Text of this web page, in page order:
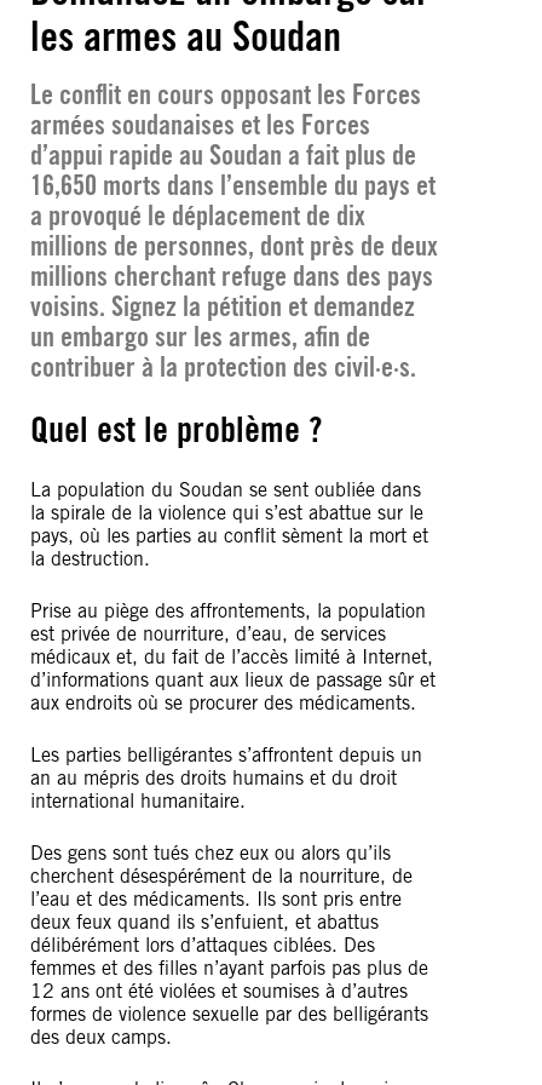
les armes au Soudan
Le conflit en cours opposant les Forces
armées soudanaises et les Forces
d’appui rapide au Soudan a fait plus de
16,650 morts dans l’ensemble du pays et
a provoqué le déplacement de dix
millions de personnes, dont près de deux
millions cherchant refuge dans des pays
voisins. Signez la pétition et demandez
un embargo sur les armes, afin de
contribuer à la protection des civil·e·s.
Quel est le problème ?
La population du Soudan se sent oubliée dans
la spirale de la violence qui s’est abattue sur le
pays, où les parties au conflit sèment la mort et
la destruction.
Prise au piège des affrontements, la population
est privée de nourriture, d’eau, de services
médicaux et, du fait de l’accès limité à Internet,
d’informations quant aux lieux de passage sûr et
aux endroits où se procurer des médicaments.
Les parties belligérantes s’affrontent depuis un
an au mépris des droits humains et du droit
international humanitaire.
Des gens sont tués chez eux ou alors qu’ils
cherchent désespérément de la nourriture, de
l’eau et des médicaments. Ils sont pris entre
deux feux quand ils s’enfuient, et abattus
délibérément lors d’attaques ciblées. Des
femmes et des filles n’ayant parfois pas plus de
12 ans ont été violées et soumises à d’autres
formes de violence sexuelle par des belligérants
des deux camps.